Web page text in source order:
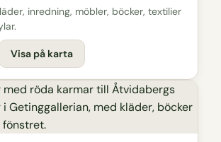
inredning, möbler, böcker, textilier
Visa på karta